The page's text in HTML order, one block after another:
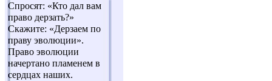
Спросят: «Кто дал вам
право дерзать?»
Скажите: «Дерзаем по
праву эволюции».
Право эволюции
начертано пламенем в
сердцах наших.